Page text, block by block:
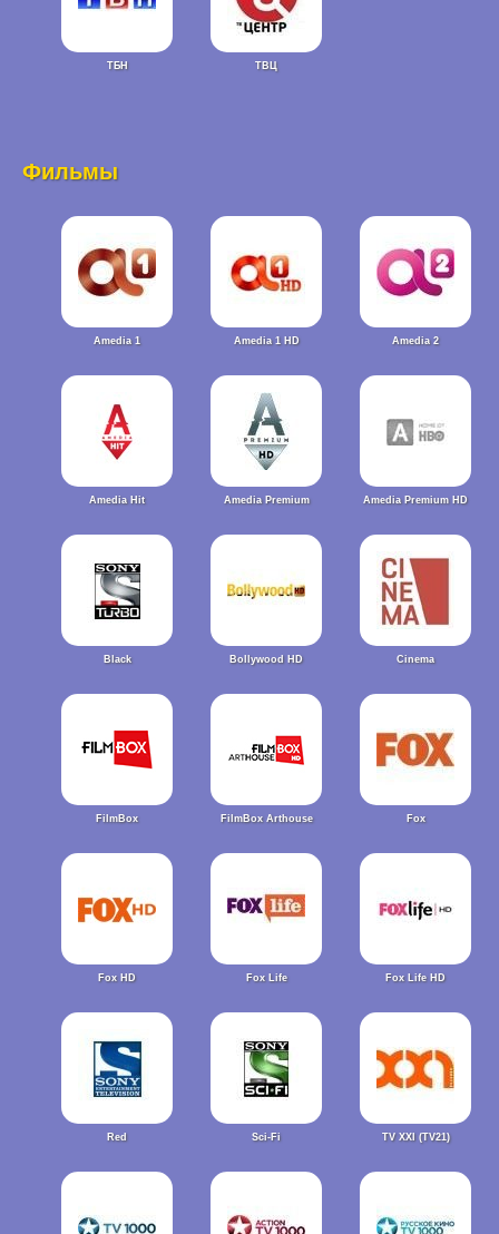
ТБН ТВЦ
Фильмы
Amedia 1 Amedia 1 HD Amedia 2
Amedia Hit Amedia Premium Amedia Premium HD
Black Bollywood HD Cinema
FilmBox FilmBox Arthouse Fox
Fox HD Fox Life Fox Life HD
Red Sci-Fi TV XXI (TV21)